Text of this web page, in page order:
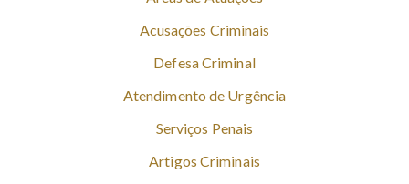
Acusações Criminais
Defesa Criminal
Atendimento de Urgência
Serviços Penais
Artigos Criminais